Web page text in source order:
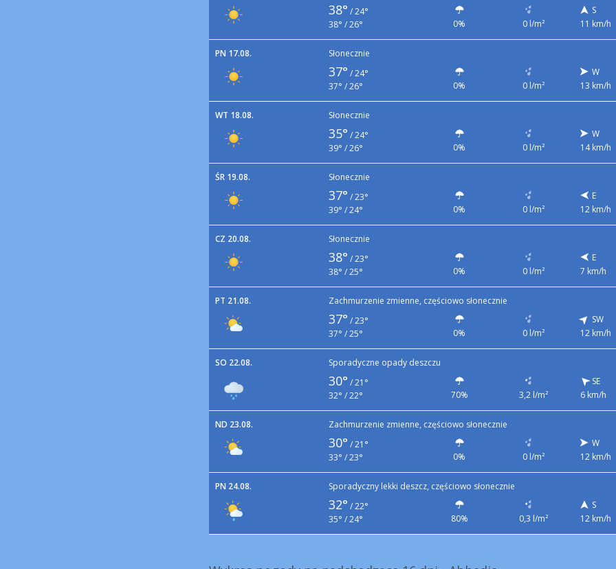
38° /24°
38° / 26°
0% 0 l/m²
S
11 km/h
PN 17.08. Słonecznie
37° /24°
37° / 26°
0% 0 l/m²
W
13 km/h
WT 18.08. Słonecznie
35° /24°
39° / 26°
0% 0 l/m²
W
14 km/h
ŚR 19.08. Słonecznie
37° /23°
39° / 24°
0% 0 l/m²
E
12 km/h
CZ 20.08. Słonecznie
38° /23°
38° / 25°
0% 0 l/m²
E
7 km/h
PT 21.08. Zachmurzenie zmienne, częściowo słonecznie
37° /23°
37° / 25°
0% 0 l/m²
SW
12 km/h
SO 22.08. Sporadyczne opady deszczu
30° /21°
32° / 22°
70% 3,2 l/m²
SE
6 km/h
ND 23.08. Zachmurzenie zmienne, częściowo słonecznie
30° /21°
33° / 23°
0% 0 l/m²
W
12 km/h
PN 24.08. Sporadyczny lekki deszcz, częściowo słonecznie
32° /22°
35° / 24°
80% 0,3 l/m²
S
12 km/h